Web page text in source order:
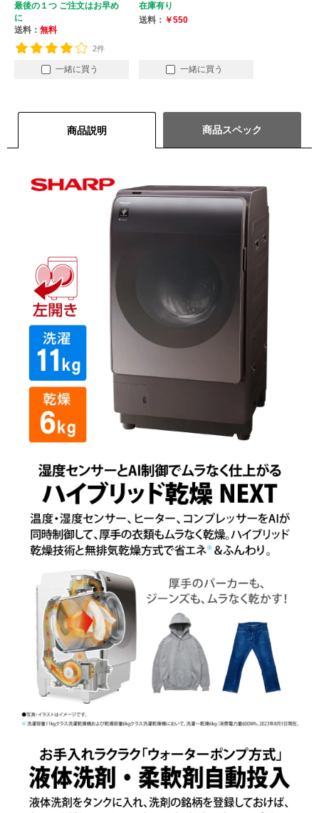
最後の１つ ご注文はお早め
に
送料： 無料
2件
一緒に買う
在庫有り
送料： ￥550
一緒に買う
商品説明 商品スペック